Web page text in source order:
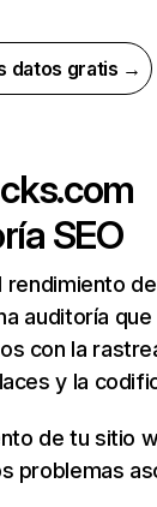
datos gratis →
SEO
rendimiento de
auditoría
con la
y la
de tu sitio
problemas